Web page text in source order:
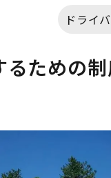
ドライ
ための